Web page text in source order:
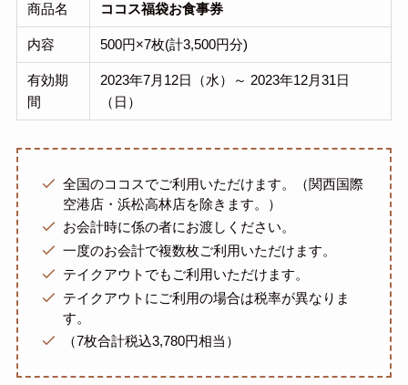
商品名 ココス福袋お食事券
内容 500円×7枚(計3,500円分)
有効期
間
2023年7月12日（水）～ 2023年12月31日
（日）
全国のココスでご利用いただけます。（関西国際
空港店・浜松高林店を除きます。）
お会計時に係の者にお渡しください。
一度のお会計で複数枚ご利用いただけます。
テイクアウトでもご利用いただけます。
テイクアウトにご利用の場合は税率が異なりま
す。
（7枚合計税込3,780円相当）